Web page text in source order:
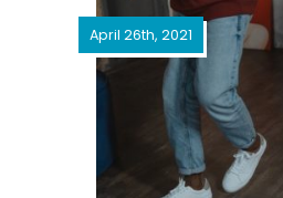
April 26th, 2021